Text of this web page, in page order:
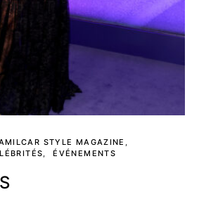
STYLE MAGAZINE
ÉVÉNEMENTS